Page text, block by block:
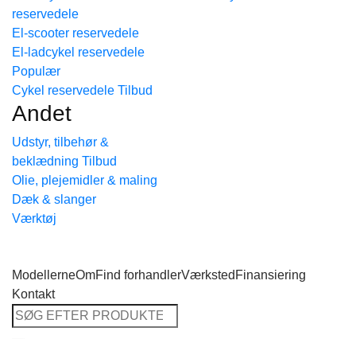
reservedele
El-scooter reservedele
El-ladcykel reservedele
Cykel reservedele
Andet
Udstyr, tilbehør &
beklædning
Olie, plejemidler & maling
Dæk & slanger
Værktøj
ModellerneOmFind forhandlerVærksted Finansiering
Kontakt
Søg
efter: